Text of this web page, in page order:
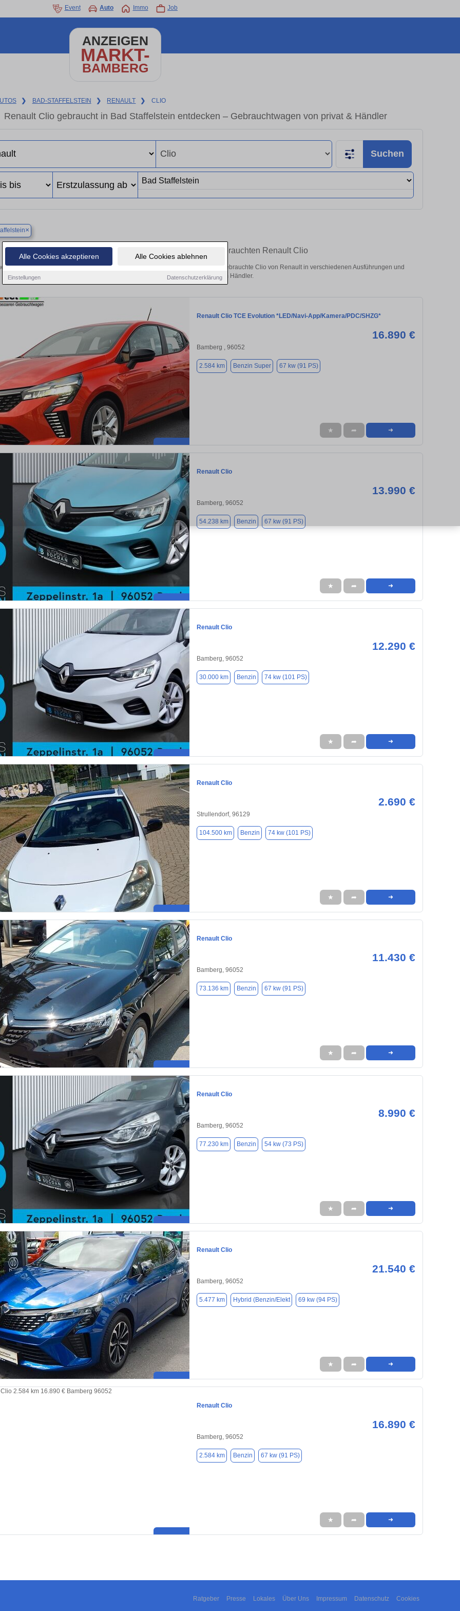
Alle Cookies akzeptieren Alle Cookies ablehnen
Einstellungen Datenschutzerklärung
Event Auto Immo Job
ANZEIGEN
MARKT-
BAMBERG
❯ BAD-STAFFELSTEIN ❯ RENAULT ❯ CLIO
Renault Clio gebraucht in Bad Staffelstein entdecken – Gebrauchtwagen von privat & Händler
Suchen
×
Finden Sie in Bad Staffelstein Ihren gebrauchten Renault Clio
Sie in Bad Staffelstein einen Renault Clio Gebrauchtwagen? Entdecken Sie gebrauchte Clio von Renault in verschiedenen Ausführungen und
Preisklassen von privat und vom Händler.
Renault Clio TCE Evolution *LED/Navi-App/Kamera/PDC/SHZG*
16.890 €
Bamberg , 96052
2.584 km Benzin Super 67 kw (91 PS)
★ ➦ ➜
Renault Clio
13.990 €
Bamberg, 96052
54.238 km Benzin 67 kw (91 PS)
★ ➦ ➜
Renault Clio
12.290 €
Bamberg, 96052
30.000 km Benzin 74 kw (101 PS)
★ ➦ ➜
Renault Clio
2.690 €
Strullendorf, 96129
104.500 km Benzin 74 kw (101 PS)
★ ➦ ➜
Renault Clio
11.430 €
Bamberg, 96052
73.136 km Benzin 67 kw (91 PS)
★ ➦ ➜
Renault Clio
8.990 €
Bamberg, 96052
77.230 km Benzin 54 kw (73 PS)
★ ➦ ➜
Renault Clio
21.540 €
Bamberg, 96052
5.477 km Hybrid (Benzin/Elekt 69 kw (94 PS)
★ ➦ ➜
Renault Clio
16.890 €
Bamberg, 96052
2.584 km Benzin 67 kw (91 PS)
★ ➦ ➜
Ratgeber Presse Lokales Über Uns Impressum Datenschutz Cookies